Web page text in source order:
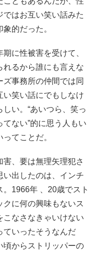
はお互い笑い話みた
的だった。
に性被害を受けて、
るから誰にも言えな
事務所の仲間では同
笑い話にでもしなけ
い。“あいつら、笑っ
ない”的に思う人もい
てことだ。
、要は無理矢理犯さ
い出したのは、インチ
1966年 、20歳でスト
クに何の興味もないス
こなさなきゃいけない
ていったそうなんだ
頃からストリッパーの